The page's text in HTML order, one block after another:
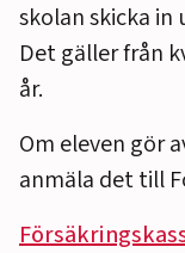
skolan skicka in
Det gäller från
år.
Om eleven gör
anmäla det till